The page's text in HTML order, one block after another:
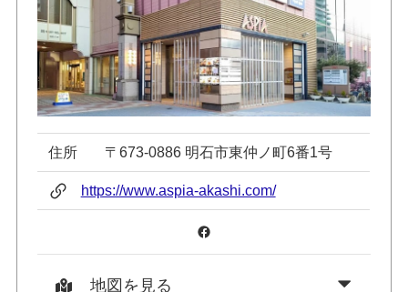
住所 〒673-0886 明石市東仲ノ町6番1号
https://www.aspia-akashi.com/
Facebook
地図を見る